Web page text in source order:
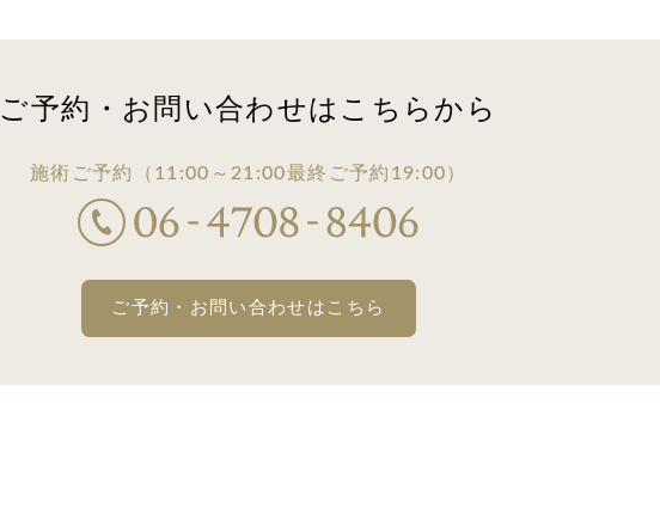
ご予約・お問い合わせはこちらから
施術ご予約 （11:00～21:00最終ご予約19:00）
ご予約・お問い合わせはこちら